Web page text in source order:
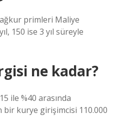
primleri Maliye
150 ise 3 yıl süreyle
ne kadar?
ile %40 arasında
kurye girişimcisi 110.000